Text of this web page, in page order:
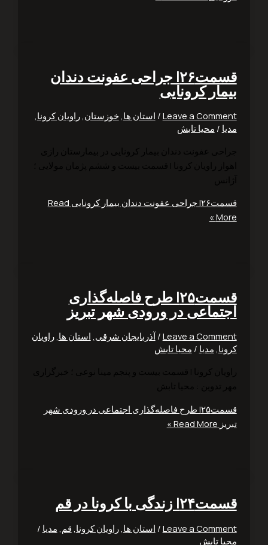
قسمت۲۶| جراحی عفونت دندان
کرونایی
Leave a
/استان ها, خوزستان,راویان کرونا,
محیا تابش
Read
قسمت۲۵| طرح فاصله‌گذاری
در ورودی شهر تبریز
Leave a
/آذربایجان شرقی,استان ها,راویان
/محیا تابش
قسمت۲۵| طرح فاصله‌گذاری اجتماعی در ورودی شهر
Leave a
/استان ها , راویان کرونا,قم,مدیا/